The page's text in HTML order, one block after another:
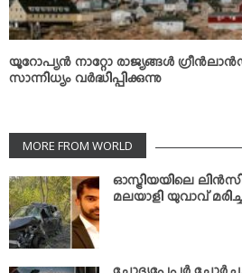
യൂറോപ്യന്‍ നാറ്റോ രാജ്യങ്ങള്‍
സാന്നിധ്യം വര്‍ദ്ധിപ്പിക്കുന്നു
MORE FROM WORLD
ഓസ്ട്രിയയിലെ
മലയാളി യുവാവ്